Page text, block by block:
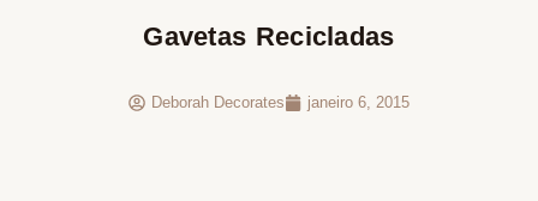
Gavetas Recicladas
Deborah Decorates janeiro 6, 2015